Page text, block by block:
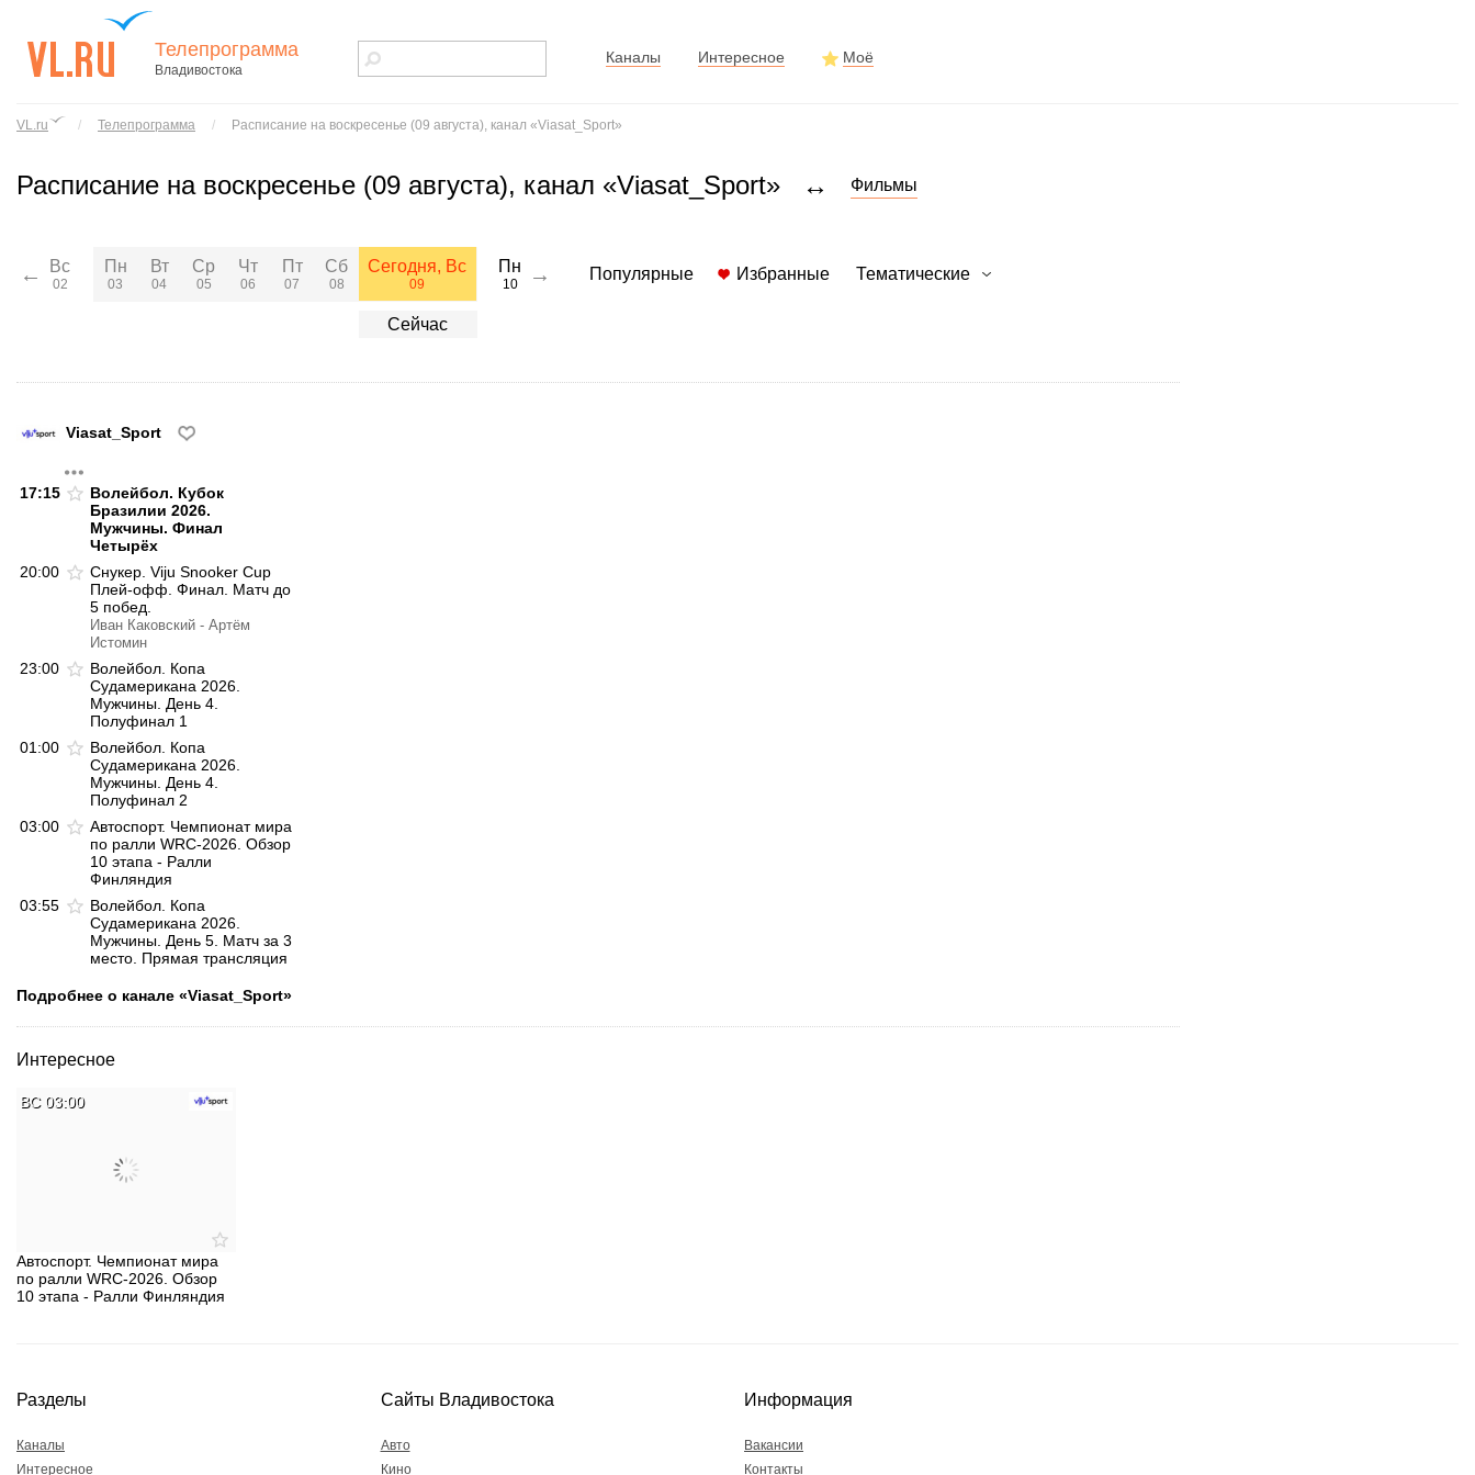
города
Владивостока
Телепрограмма
Владивостока
Каналы Интересное Моё
VL.ru / Телепрограмма / Расписание на воскресенье (09 августа), канал «Viasat_Sport»
Расписание на воскресенье (09 августа), канал «Viasat_Sport» ↔ Фильмы
← Вс
02
Пн
03
Вт
04
Ср
05
Чт
06
Пт
07
Сб
08
Сегодня, Вс
09
Сейчас
Пн
10 → Популярные Избранные Тематические
Viasat_Sport
17:15
Волейбол. Кубок
Бразилии 2026.
Мужчины. Финал
Четырёх
20:00
Снукер. Viju Snooker Cup
Плей-офф. Финал. Матч до
5 побед.
Иван Каковский - Артём
Истомин
23:00
Волейбол. Копа
Судамерикана 2026.
Мужчины. День 4.
Полуфинал 1
01:00
Волейбол. Копа
Судамерикана 2026.
Мужчины. День 4.
Полуфинал 2
03:00
Автоспорт. Чемпионат мира
по ралли WRC-2026. Обзор
10 этапа - Ралли
Финляндия
03:55
Волейбол. Копа
Судамерикана 2026.
Мужчины. День 5. Матч за 3
место. Прямая трансляция
Подробнее о канале «Viasat_Sport»
Интересное
Автоспорт. Чемпионат мира
по ралли WRC-2026. Обзор
10 этапа - Ралли Финляндия
ВС 03:00
Разделы
Каналы
Интересное
Сайты Владивостока
Авто
Кино
Информация
Вакансии
Контакты